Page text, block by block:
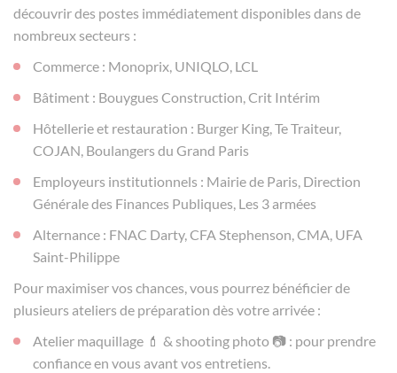
découvrir des postes immédiatement disponibles dans de
nombreux secteurs :
Commerce : Monoprix, UNIQLO, LCL
Bâtiment : Bouygues Construction, Crit Intérim
Hôtellerie et restauration : Burger King, Te Traiteur,
COJAN, Boulangers du Grand Paris
Employeurs institutionnels : Mairie de Paris, Direction
Générale des Finances Publiques, Les 3 armées
Alternance : FNAC Darty, CFA Stephenson, CMA, UFA
Saint-Philippe
Pour maximiser vos chances, vous pourrez bénéficier de
plusieurs ateliers de préparation dès votre arrivée :
Atelier maquillage 💄 & shooting photo 📷 : pour prendre
confiance en vous avant vos entretiens.